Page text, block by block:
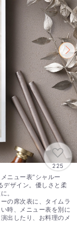
225
ニュー表“シャルー
デザイン。優しさと柔
。
の席次表に、タイムラ
時、メニュー表を別に
出したり、お料理のメ